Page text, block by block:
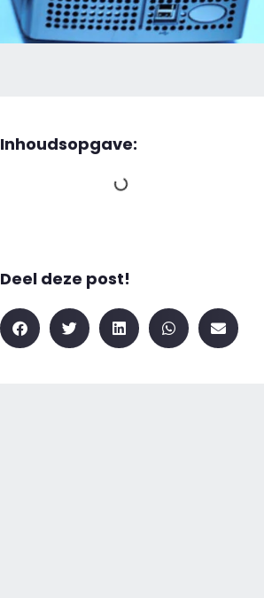
Inhoudsopgave:
Deel deze post!